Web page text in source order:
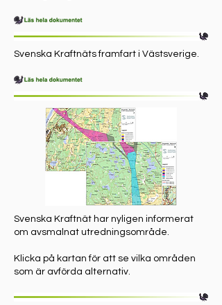
Svenska Kraftnäts framfart i Västsverige.
Svenska Kraftnät har nyligen informerat
om avsmalnat utredningsområde.
Klicka på kartan för att se vilka områden
som är avförda alternativ.